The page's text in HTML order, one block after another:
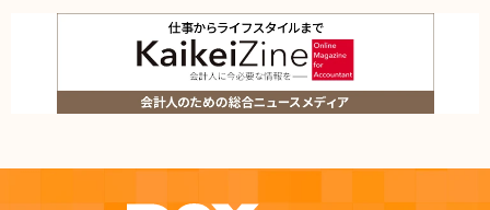
■個人情報の利用目的
１．個人情報の取得時における通知
お客様が当ウェブサイトまたは当社運営サイトをご利用になる場合、一部のページ
において個人情報を収集する事があります。個人情報を収集する場合は事前、また
は収集時に、利用目的、第三者への提供の有無、当社の担当窓口等をお知らせし、
お客様に無断で個人情報を収集することはありません。